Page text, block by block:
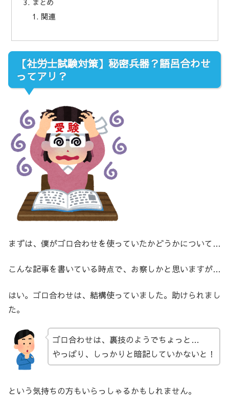
まとめ
関連
【社労士試験対策】秘密兵器？語呂合わせ
ってアリ？
まずは、僕がゴロ合わせを使っていたかどうかについて…
こんな記事を書いている時点で、お察しかと思いますが…
はい。ゴロ合わせは、結構使っていました。助けられまし
た。
ゴロ合わせは、裏技のようでちょっと…
やっぱり、しっかりと暗記していかないと！
という気持ちの方もいらっしゃるかもしれません。